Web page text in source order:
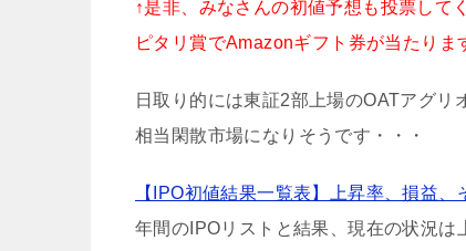
↑是非、みなさんの初値予想も投票して
ピタリ賞でAmazonギフト券が当たりま
日取り的には東証2部上場のOATアグリ
相当閑散市場になりそうです・・・
【IPO初値結果一覧表】上昇率、損益
年間のIPOリストと結果、現在の状況は